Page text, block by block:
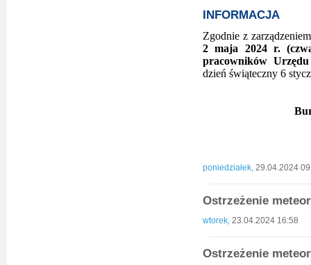
INFORMACJA
Zgodnie z
2 maja 2024 r.
pracowników
dzień świąteczny 6
poniedziałek, 29.04.2024
Ostrzeżenie
wtorek, 23.04.2024 16:58
Ostrzeżenie